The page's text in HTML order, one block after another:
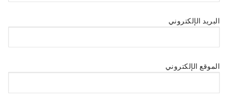
البريد الإلكتروني
الموقع الإلكتروني